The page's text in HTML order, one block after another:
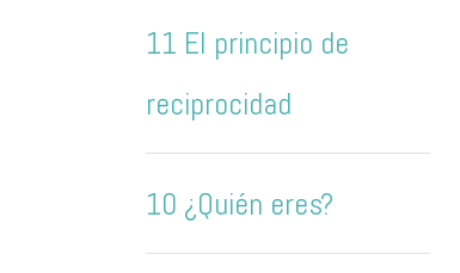
11 El principio de
reciprocidad
10 ¿Quién eres?